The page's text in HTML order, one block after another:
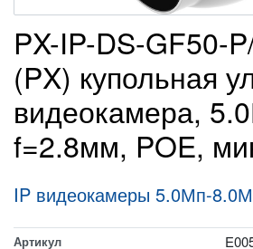
PX-IP-DS-GF50-
(PX) купольная
видеокамера,
f=2.8мм, POE,
IP видеокамеры 5.0Мп-
Артикул